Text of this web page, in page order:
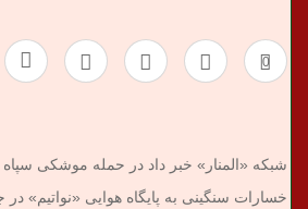
خ
ب
ی
0
شبکه «المنار» خبر داد در حمله موشکی
خسارات سنگینی به پایگاه هوایی «نواتیم»